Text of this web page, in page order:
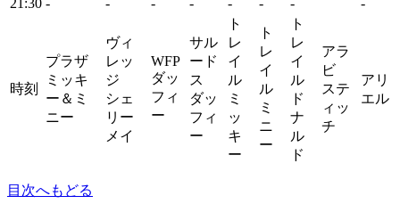
時刻
プラザ
ミッキ
ー＆ミ
ニー
ヴィ
レッ
ジ
シェ
リー
メイ
WFP
ダッ
フィ
ー
サル
ード
ス
ダッ
フィ
ー
ト
レ
イ
ル
ミ
ッ
キ
ー
ト
レ
イ
ル
ミ
ニ
ー
ト
レ
イ
ル
ド
ナ
ル
ド
アラ
ビ
ステ
ィッ
チ
アリ
エル
目次へもどる